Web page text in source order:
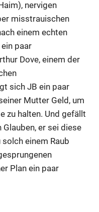
nervigen
misstrauischen
einem echten
paar
Dove, einem der
sich JB ein paar
Mutter Geld, um
zu halten. Und gefällt
er sei diese
einem Raub
Plan ein paar